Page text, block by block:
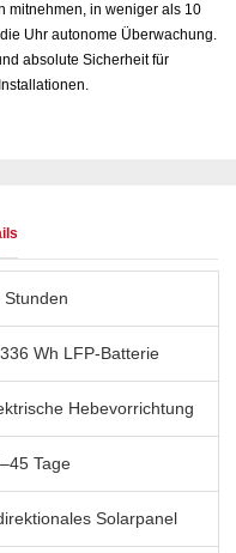
mitnehmen, in weniger als 10
Uhr autonome Überwachung.
absolute Sicherheit für
Stunden
Wh LFP-Batterie
Hebevorrichtung
Tage
Solarpanel